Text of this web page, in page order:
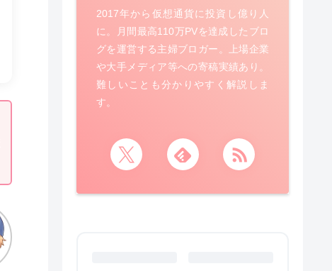
2017年から仮想通貨に投資し億り人
に。月間最高110万PVを達成したブロ
グを運営する主婦ブロガー。上場企業
や大手メディア等への寄稿実績あり。
難しいことも分かりやすく解説しま
す。